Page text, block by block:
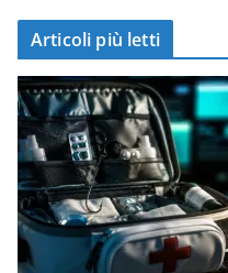
Articoli più letti